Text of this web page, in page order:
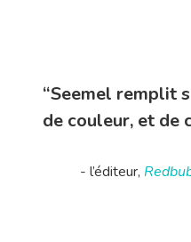
“Seemel remplit
de couleur, et de
- l’éditeur,